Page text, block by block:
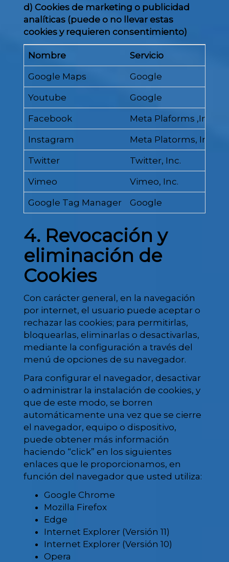
d) Cookies de marketing o publicidad
analíticas (puede o no llevar estas
cookies y requieren consentimiento)
Nombre Servicio
Google Maps Google
Youtube Google
Facebook Meta Plaforms ,Inc.
Instagram Meta Platorms, Inc.
Twitter Twitter, Inc.
Vimeo Vimeo, Inc.
Google Tag Manager Google
4. Revocación y
eliminación de
Cookies
Con carácter general, en la navegación
por internet, el usuario puede aceptar o
rechazar las cookies; para permitirlas,
bloquearlas, eliminarlas o desactivarlas,
mediante la configuración a través del
menú de opciones de su navegador.
Para configurar el navegador, desactivar
o administrar la instalación de cookies, y
que de este modo, se borren
automáticamente una vez que se cierre
el navegador, equipo o dispositivo,
puede obtener más información
haciendo “click” en los siguientes
enlaces que le proporcionamos, en
función del navegador que usted utiliza:
Google Chrome
Mozilla Firefox
Edge
Internet Explorer (Versión 11)
Internet Explorer (Versión 10)
Opera